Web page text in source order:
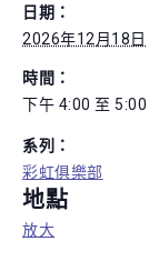
日期：
2026年12月18日
時間：
下午 4:00 至 5:00
系列：
彩虹俱樂部
地點
放大